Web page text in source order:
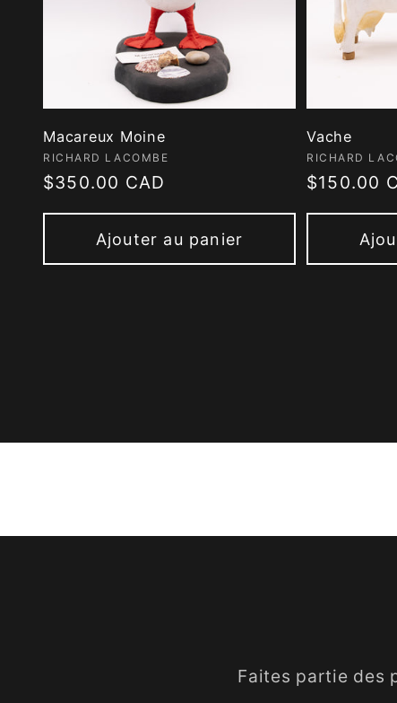
Macareux Moine
Fournisseur :
RICHARD LACOMBE
Prix
$350.00 CAD
Ajouter au panier
Vache
RICHARD
Prix
$150.00
Faites partie des